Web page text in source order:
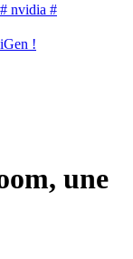
# nvidia #
!
une